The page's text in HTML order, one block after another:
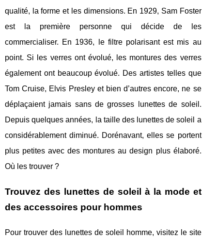
qualité, la forme et les dimensions. En 1929, Sam Foster
est la première personne qui décide de les
commercialiser. En 1936, le filtre polarisant est mis au
point. Si les verres ont évolué, les montures des verres
également ont beaucoup évolué. Des artistes telles que
Tom Cruise, Elvis Presley et bien d’autres encore, ne se
déplaçaient jamais sans de grosses lunettes de soleil.
Depuis quelques années, la taille des lunettes de soleil a
considérablement diminué. Dorénavant, elles se portent
plus petites avec des montures au design plus élaboré.
Où les trouver ?
Trouvez des lunettes de soleil à la mode et
des accessoires pour hommes
Pour trouver des lunettes de soleil homme, visitez le site